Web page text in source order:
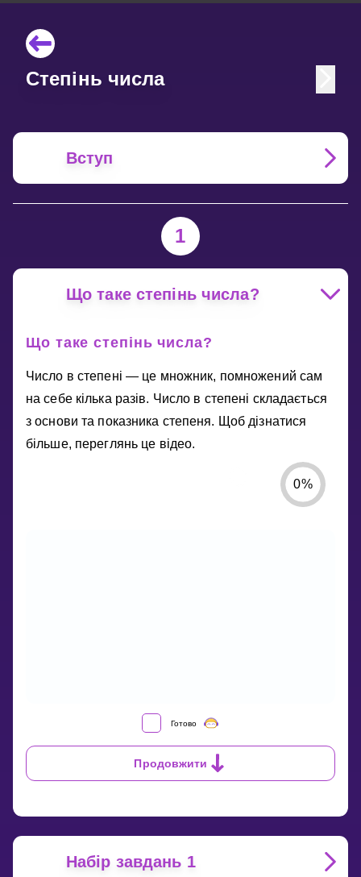
Степінь числа
Вступ
1
Що таке степінь числа?
Що таке степінь числа?
Число в степені — це множник, помножений сам
на себе кілька разів. Число в степені складається
з основи та показника степеня. Щоб дізнатися
більше, переглянь це відео.
0%
СТЕПІНЬ
Готово
Продовжити
Набір завдань 1